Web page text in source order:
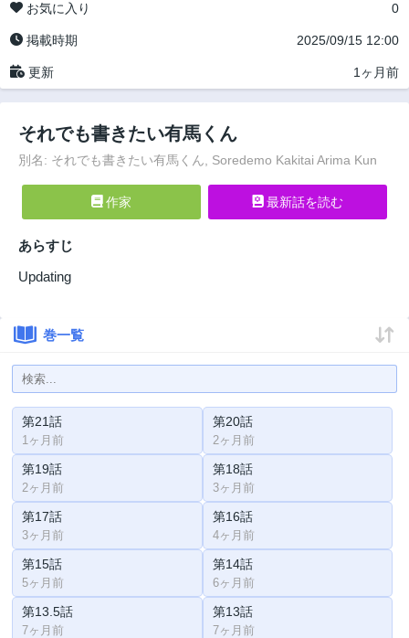
お気に入り 0
掲載時期 2025/09/15 12:00
更新 1ヶ月前
それでも書きたい有馬くん
別名: それでも書きたい有馬くん, Soredemo Kakitai Arima Kun
作家 最新話を読む
あらすじ
Updating
巻一覧
第21話
1ヶ月前
第20話
2ヶ月前
第19話
2ヶ月前
第18話
3ヶ月前
第17話
3ヶ月前
第16話
4ヶ月前
第15話
5ヶ月前
第14話
6ヶ月前
第13.5話
7ヶ月前
第13話
7ヶ月前